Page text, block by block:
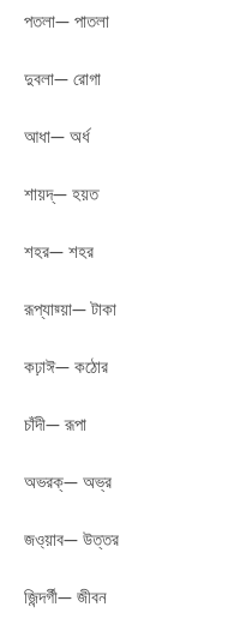
পতলা— পাতলা
দুবলা— রোগা
আধা— অর্ধ
শায়দ্— হয়ত
শহর— শহর
রূপ্যায়্য়া— টাকা
কঢ়াঈ— কঠোর
চাঁদী— রূপা
অভরক্— অভ্র
জও্য়াব— উত্তর
জিন্দর্গী— জীবন